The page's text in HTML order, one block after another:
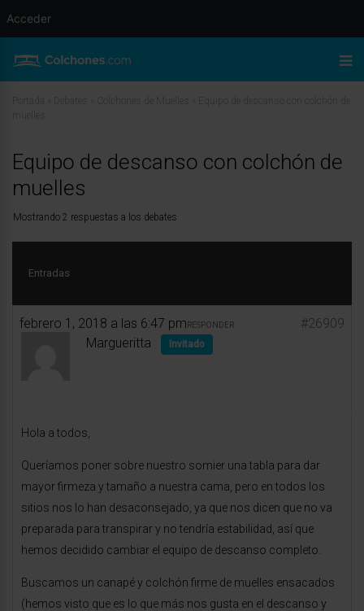
Equipo de descanso con colchón de
muelles
Mostrando 2 respuestas a los debates
Entradas
febrero 1, 2018 a las 6:47 pm #26909
RESPONDER
Margueritta Invitado
Hola a todos,
Queríamos poner sobre nuestro somier una tabla para dar
mayor firmeza y tamaño a nuestra cama, pero en todos los
sitios nos lo han desaconsejado, ya que nos dicen que no va
preparada para transpirar y no tendría estabilidad, así que
hemos decidido cambiar el equipo de descanso completo.
Buscamos un canapé y colchón firme de muelles ensacados
(hemos visto que es lo que más nos gusta en el descanso y
Acceder